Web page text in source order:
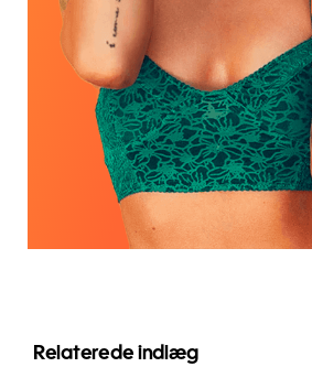
Relaterede indlæg